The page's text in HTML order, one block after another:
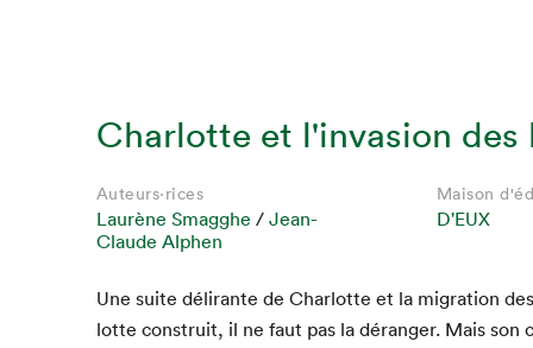
Auteurs·rices
Laurène Smagghe
Jean-
Claude Alphen
Maison
D'EUX
Auteurs·rices
Laurène Smagghe
Jean-
Claude Alphen
Maison
D'EUX
Charlotte et l'invasion des
Auteurs·rices
Laurène Smagghe / Jean-
Claude Alphen
Maison
D'EUX
Une suite déli­rante de Char­lotte et la migra­tion
lotte con­stru­it, il ne faut pas la déranger. Mais son
Auteurs·rices
Laurène Smagghe
Jean-
Claude Alphen
Maison
D'EUX
Auteurs·rices
Laurène Smagghe
Jean-
Claude Alphen
Maison
D'EUX
Auteurs·rices
Laurène Smagghe
Jean-
Claude Alphen
Maison
D'EUX